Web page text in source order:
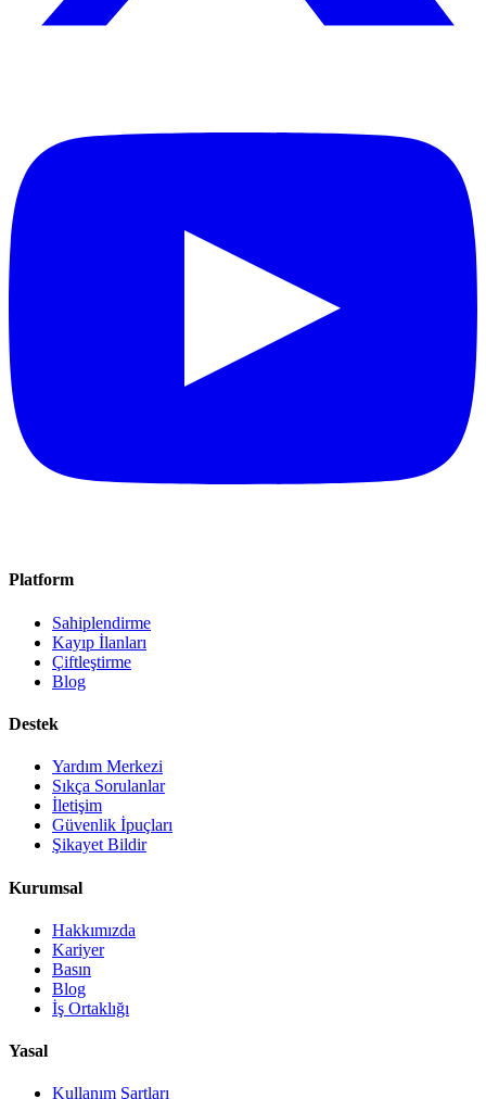
Platform
Sahiplendirme
Kayıp İlanları
Çiftleştirme
Blog
Destek
Yardım Merkezi
Sıkça Sorulanlar
İletişim
Güvenlik İpuçları
Şikayet Bildir
Kurumsal
Hakkımızda
Kariyer
Basın
Blog
İş Ortaklığı
Yasal
Kullanım Şartları